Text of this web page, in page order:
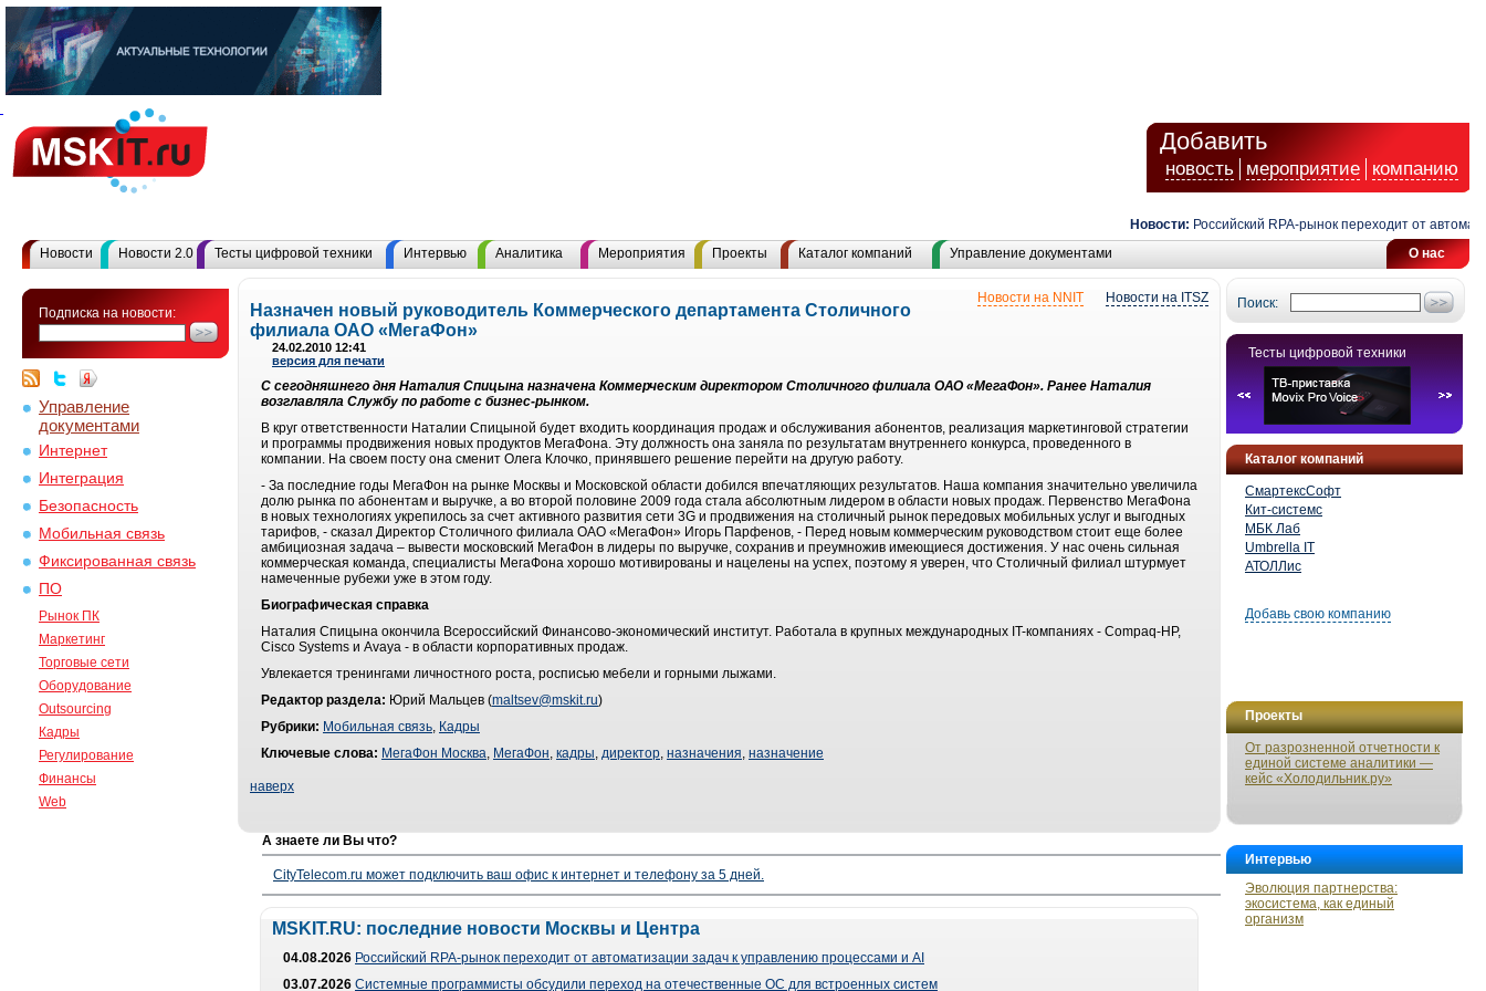
Добавить
новость мероприятие компанию
Новости: Российский RPA-рынок переходит от
О нас
Новости Новости 2.0 Тесты цифровой техники Интервью Аналитика Мероприятия Проекты Каталог компаний Управление документами
Подписка на новости:
Управление
документами
Интернет
Интеграция
Безопасность
Мобильная связь
Фиксированная связь
ПО
Рынок ПК
Маркетинг
Торговые сети
Оборудование
Outsourcing
Кадры
Регулирование
Финансы
Web
Поиск:
Тесты цифровой техники
Каталог компаний
СмартексСофт
Кит-системс
МБК Лаб
Umbrella IT
АТОЛЛис
Добавь свою компанию
Проекты
От разрозненной отчетности к
единой системе аналитики —
кейс «Холодильник.ру»
Интервью
Эволюция партнерства:
экосистема, как единый
организм
Новости на ITSZ
Новости на NNIT
Назначен новый руководитель Коммерческого департамента Столичного
филиала ОАО «МегаФон»
24.02.2010 12:41
версия для печати
С сегодняшнего дня Наталия Спицына назначена Коммерческим директором Столичного филиала ОАО «МегаФон». Ранее Наталия
возглавляла Службу по работе с бизнес-рынком.
В круг ответственности Наталии Спицыной будет входить координация продаж и обслуживания абонентов, реализация маркетинговой стратегии
и программы продвижения новых продуктов МегаФона. Эту должность она заняла по результатам внутреннего конкурса, проведенного в
компании. На своем посту она сменит Олега Клочко, принявшего решение перейти на другую работу.
- За последние годы МегаФон на рынке Москвы и Московской области добился впечатляющих результатов. Наша компания значительно увеличила
долю рынка по абонентам и выручке, а во второй половине 2009 года стала абсолютным лидером в области новых продаж. Первенство МегаФона
в новых технологиях укрепилось за счет активного развития сети 3G и продвижения на столичный рынок передовых мобильных услуг и выгодных
тарифов, - сказал Директор Столичного филиала ОАО «МегаФон» Игорь Парфенов, - Перед новым коммерческим руководством стоит еще более
амбициозная задача – вывести московский МегаФон в лидеры по выручке, сохранив и преумножив имеющиеся достижения. У нас очень сильная
коммерческая команда, специалисты МегаФона хорошо мотивированы и нацелены на успех, поэтому я уверен, что Столичный филиал штурмует
намеченные рубежи уже в этом году.
Биографическая справка
Наталия Спицына окончила Всероссийский Финансово-экономический институт. Работала в крупных международных IT-компаниях - Compaq-HP,
Cisco Systems и Avaya - в области корпоративных продаж.
Увлекается тренингами личностного роста, росписью мебели и горными лыжами.
Редактор раздела: Юрий Мальцев (maltsev@mskit.ru)
Рубрики: Мобильная связь, Кадры
Ключевые слова: МегаФон Москва, МегаФон, кадры, директор, назначения, назначение
наверх
А знаете ли Вы что?
CityTelecom.ru может подключить ваш офис к интернет и телефону за 5 дней.
MSKIT.RU: последние новости Москвы и Центра
04.08.2026 Российский RPA-рынок переходит от автоматизации задач к управлению процессами и AI
03.07.2026 Системные программисты обсудили переход на отечественные ОС для встроенных систем